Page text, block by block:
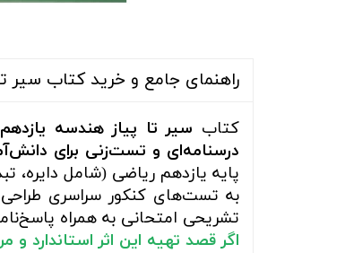
راهنمای جامع و خرید کتاب
کتاب سیر تا پیاز هندسه
درسنامه‌ای و تست‌زنی برای
پایه یازدهم ریاضی (شامل
به تست‌های کنکور سراسری
تشریحی امتحانی به همراه
اگر قصد تهیه این اثر استاندارد